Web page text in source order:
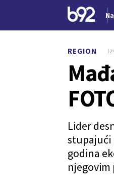
REGION
Lider
stupajući
godina